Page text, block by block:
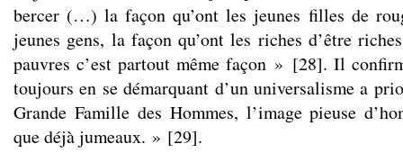
bercer (…) la façon qu’ont les jeunes filles de
jeunes gens, la façon qu’ont les riches d’être
pauvres c’est partout même façon » [28]. Il
toujours en se démarquant d’un universalisme a
Grande Famille des Hommes, l’image pieuse
que déjà jumeaux. » [29].